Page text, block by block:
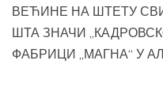
ВЕЋИНЕ НА ШТЕТУ
ШТА ЗНАЧИ
ФАБРИЦИ „МАГНА“ У